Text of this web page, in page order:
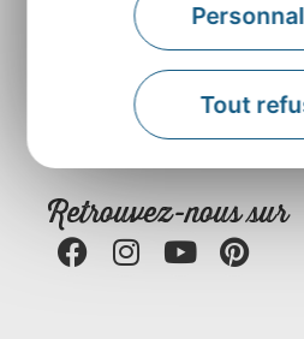
Tout
Agence Départementale
Rue Louis Blanc –
Retrouvez-nous sur